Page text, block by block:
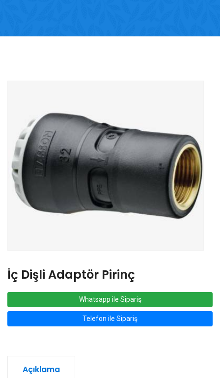
İç Dişli Adaptör Pirinç
Whatsapp ile Sipariş
Telefon ile Sipariş
Açıklama